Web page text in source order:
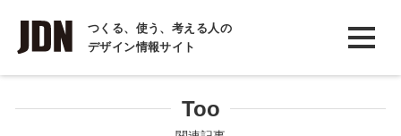
つくる、使う、考える人の
デザイン情報サイト
INTERVIEW
インタビュー
Too